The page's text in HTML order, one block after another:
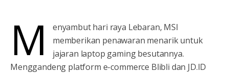
M
enyambut hari raya Lebaran, MSI
memberikan penawaran menarik untuk
jajaran laptop gaming besutannya.
Menggandeng platform e-commerce Blibli dan JD.ID